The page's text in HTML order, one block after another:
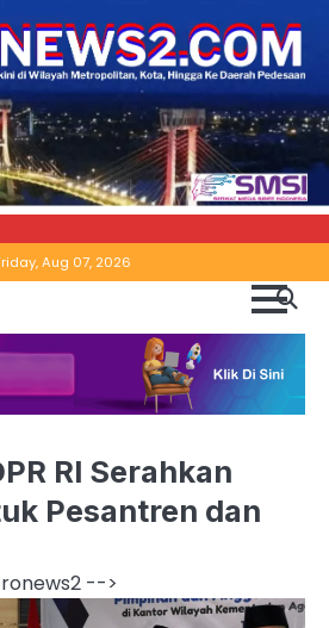
Aug 07, 2026
RI Serahkan
Pesantren dan
-->